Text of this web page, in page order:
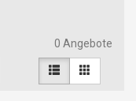
0 Angebote